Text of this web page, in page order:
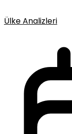
Ülke Analizleri